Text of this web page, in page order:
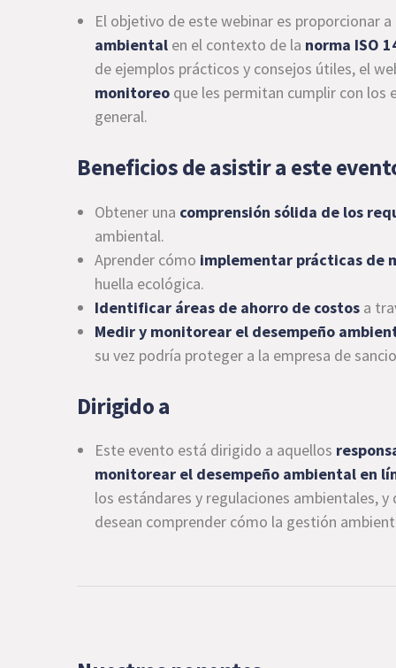
El objetivo de este webinar es proporcionar
ambiental en el contexto de la norma ISO
de ejemplos prácticos y consejos útiles, el
monitoreo que les permitan cumplir con los
general.
Beneficios de asistir a este
Obtener una comprensión sólida de los
ambiental.
Aprender cómo implementar prácticas de
huella ecológica.
Identificar áreas de ahorro de costos a
Medir y monitorear el desempeño
su vez podría proteger a la empresa de
Dirigido a
Este evento está dirigido a aquellos
monitorear el desempeño ambiental en
los estándares y regulaciones ambientales,
desean comprender cómo la gestión